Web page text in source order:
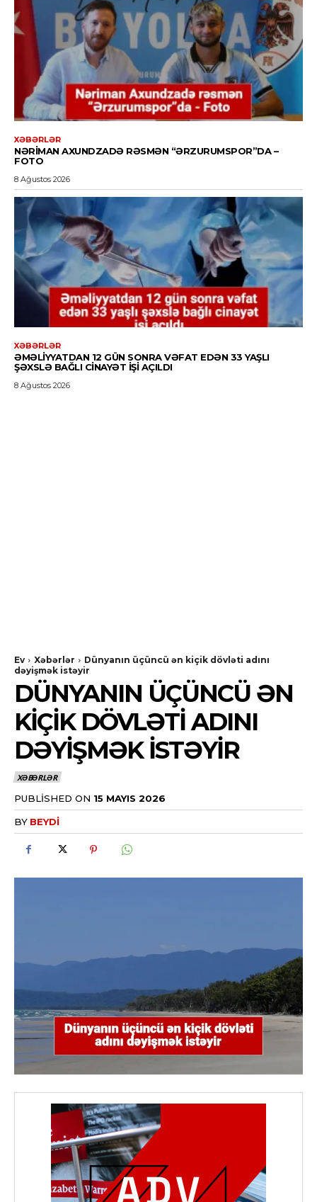
XƏBƏRLƏR
NƏRIMAN AXUNDZADƏ RƏSMƏN “ƏRZURUMSPOR”DA –
FOTO
8 Ağustos 2026
XƏBƏRLƏR
ƏMƏLIYYATDAN 12 GÜN SONRA VƏFAT EDƏN 33 YAŞLI
ŞƏXSLƏ BAĞLI CINAYƏT IŞI AÇILDI
8 Ağustos 2026